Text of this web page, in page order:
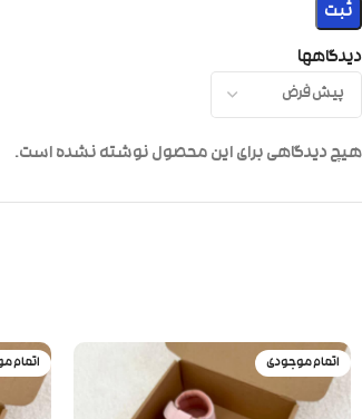
دیدگاهها
هیچ دیدگاهی برای این محصول نوشته نشده است.
اتمام موجودی اتمام